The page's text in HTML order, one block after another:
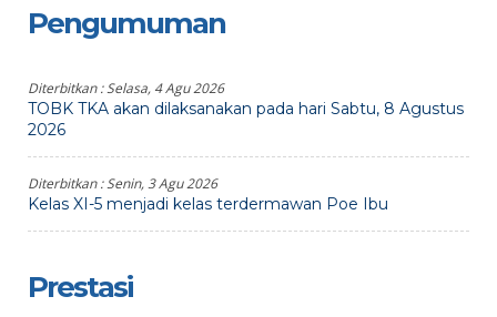
Pengumuman
Diterbitkan :Selasa, 4 Agu 2026
TOBK TKA akan dilaksanakan pada hari Sabtu, 8 Agustus
2026
Diterbitkan :Senin, 3 Agu 2026
Kelas XI-5 menjadi kelas terdermawan Poe Ibu
Prestasi